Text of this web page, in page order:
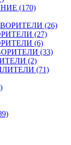
(170)
(26)
(27)
(6)
(33)
(2)
(71)